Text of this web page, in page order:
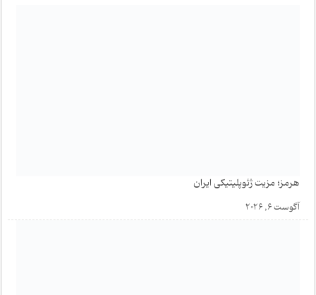
هرمز؛ مزیت ژئوپلیتیکی ایران
آگوست 6, 2026